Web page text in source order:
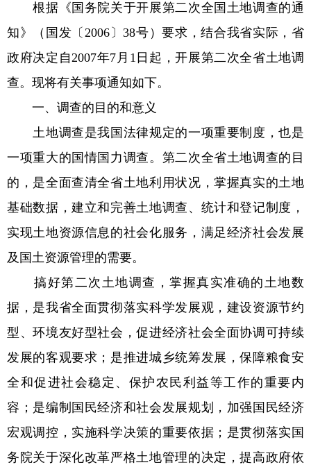
根据《国务院关于开展第二次全国土地调查的通
知》（国发〔2006〕38号）要求，结合我省实际，省
政府决定自2007年7月1日起，开展第二次全省土地调
查。现将有关事项通知如下。
一、调查的目的和意义
土地调查是我国法律规定的一项重要制度，也是
一项重大的国情国力调查。第二次全省土地调查的目
的，是全面查清全省土地利用状况，掌握真实的土地
基础数据，建立和完善土地调查、统计和登记制度，
实现土地资源信息的社会化服务，满足经济社会发展
及国土资源管理的需要。
搞好第二次土地调查，掌握真实准确的土地数
据，是我省全面贯彻落实科学发展观，建设资源节约
型、环境友好型社会，促进经济社会全面协调可持续
发展的客观要求；是推进城乡统筹发展，保障粮食安
全和促进社会稳定、保护农民利益等工作的重要内
容；是编制国民经济和社会发展规划，加强国民经济
宏观调控，实施科学决策的重要依据；是贯彻落实国
务院关于深化改革严格土地管理的决定，提高政府依